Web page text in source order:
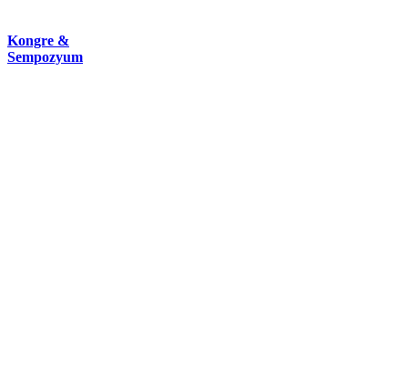
Kongre &
Sempozyum